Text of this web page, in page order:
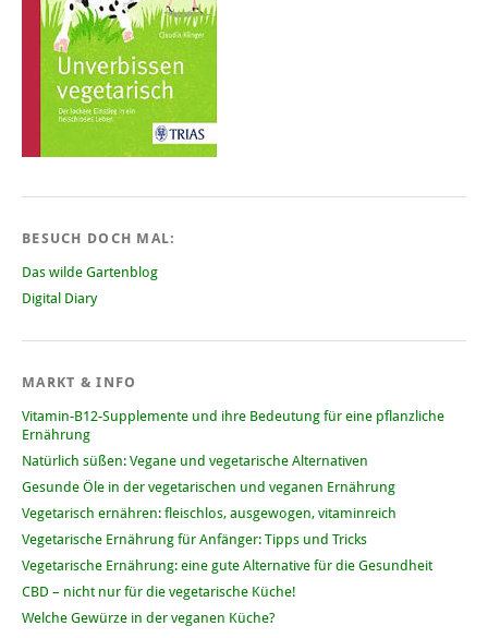
BESUCH DOCH MAL:
Das wilde Gartenblog
Digital Diary
MARKT & INFO
Vitamin-B12-Supplemente und ihre Bedeutung für eine pflanzliche
Ernährung
Natürlich süßen: Vegane und vegetarische Alternativen
Gesunde Öle in der vegetarischen und veganen Ernährung
Vegetarisch ernähren: fleischlos, ausgewogen, vitaminreich
Vegetarische Ernährung für Anfänger: Tipps und Tricks
Vegetarische Ernährung: eine gute Alternative für die Gesundheit
CBD – nicht nur für die vegetarische Küche!
Welche Gewürze in der veganen Küche?